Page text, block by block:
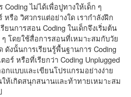
ไม่ได้เพื่อปูทางให้เด็ก ๆ
หรือ วิศวกรแต่อย่างใด เรากำลังฝึก
ยนการสอน Coding ในเด็กจึงเริ่มต้น
โดยใช้สื่อการสอนที่เหมาะสมกับวัย
ดังนั้นการเรียนรู้พื้นฐานการ Coding
ร์ หรือที่เรียกว่า Coding Unplugged
แบบและเขียนโปรแกรมอย่างง่าย
ห้เกิดสนุกสนานและท้าทายเหมาะสม